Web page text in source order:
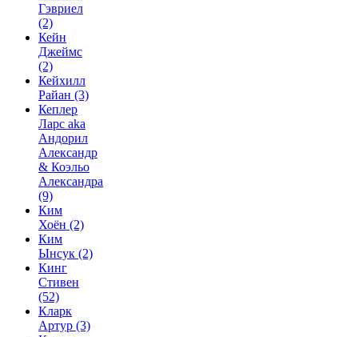
Гэвриел
(2)
Кейн
Джеймс
(2)
Кейхилл
Райан (3)
Кеплер
Ларс aka
Андорил
Александр
& Коэльо
Александра
(9)
Ким
Хоён (2)
Ким
Ынсук (2)
Кинг
Стивен
(52)
Кларк
Артур (3)